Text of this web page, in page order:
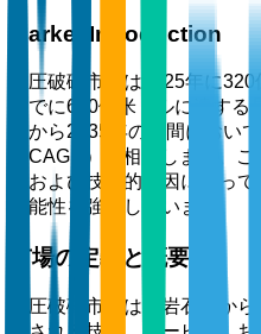
Market Introduction
水圧破砕市場は2025年に
までに600億米ドルに達する
年から2035年の期間におい
（CAGR）に相当します。
的および技術的要因によっ
可能性を強調しています。
市場の定義と概要
水圧破砕市場は、岩石層か